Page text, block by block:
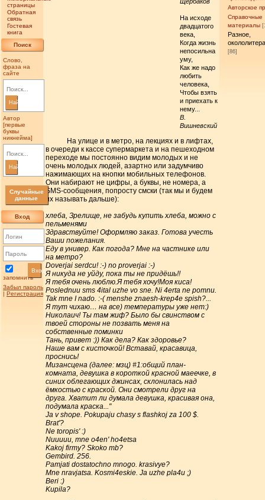
страницы
Обратная
связь
Гостевая
книга
Поиск
Слово,
фраза на
сайте
Найти
Автор
[первые
буквы
никнейма]
Найти
Случайные
данные
Вход
запомнить
Вход
Забыл пароль
| Регистрация
Авторское
Справочные
материалы
Разное,
[86]
На исходе
двадцатого
века,
Когда жизнь
непосильна
уму,
Как же надо
любить
человека,
Чтобы взять
и приехать к
нему...
В.
Вишневский
На улице и в метро, на лекциях и в лифтах,
в очереди к кассе супермаркета и на пешеходном
переходе мы постоянно видим молодых и не
очень молодых людей, азартно или задумчиво
нажимающих на кнопки мобильных телефонов.
Они набирают не цифры, а буквы, не номера, а
SMS-сообщения, попросту смски (так мы и будем
их называть дальше):
хлеба, Зрелище, не забудь купить хлеба, можно с
пельменями
Здравствуйте! Оформляю заказ. Готова учесть
Ваши пожелания.
Еду в универ. Как погода? Мне на частнике или
на метро?
Doverjai serdcu! :-) no proverjai :-)
Я никуда не уйду, пока ты не придёшь!!
Я тебя очень люблю.Я тебя хочу!Моя киса!
Poslednuu sms 4ital uzhe vo sne. Ni 4erta ne pomnu.
Tak mne I nado. :-( menshe znaesh-krep4e spish?...
Я тут чихаю… на все) температуры уже нет:)
Николаич! Ты там жиф? Было бы свинством с
твоей стороны не позвать меня на
собственные поминки
Тань, привет :)) Как дела? Как здоровье?
Наше вам с кисточкой! Вставай, красавица,
проснись!
Мизансцена (далее: мзц) #1:общий план-
комната, девушка в короткой красной маеечке, в
синих облегающих джинсах, склонилась над
ёмкостью с краской. Они смотрели друг на
друга. Хватит ли думала девушка, красивая она,
подумала краска..."
Ja v shope. Pokupaju chasy s flashkoj za 100 $.
Brat'?
Ne toropis' :)
Nuuuuu, mne o4en' ho4etsa
Kakoj firmy? Skoko mb?
Gembird. 256.
Pamjati dostatochno mnogo. krasivye?
Mne nravjatsa. Kosmi4eskie. Ja uzhe pla4u ;)
Beri :)
Kupila?